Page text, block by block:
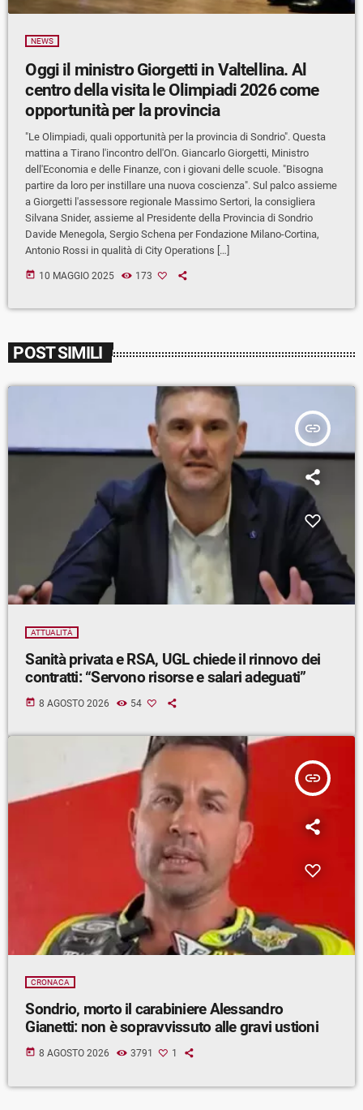
NEWS
Oggi il ministro Giorgetti in Valtellina. Al
centro della visita le Olimpiadi 2026 come
opportunità per la provincia
"Le Olimpiadi, quali opportunità per la provincia di Sondrio". Questa
mattina a Tirano l'incontro dell'On. Giancarlo Giorgetti, Ministro
dell'Economia e delle Finanze, con i giovani delle scuole. "Bisogna
partire da loro per instillare una nuova coscienza". Sul palco assieme
a Giorgetti l'assessore regionale Massimo Sertori, la consigliera
Silvana Snider, assieme al Presidente della Provincia di Sondrio
Davide Menegola, Sergio Schena per Fondazione Milano-Cortina,
Antonio Rossi in qualità di City Operations […]
today 10 MAGGIO 2025 173
POST SIMILI
insert_link
ATTUALITÀ
Sanità privata e RSA, UGL chiede il rinnovo dei
contratti: “Servono risorse e salari adeguati”
today 8 AGOSTO 2026 54
insert_link
CRONACA
Sondrio, morto il carabiniere Alessandro
Gianetti: non è sopravvissuto alle gravi ustioni
today 8 AGOSTO 2026 3791 1